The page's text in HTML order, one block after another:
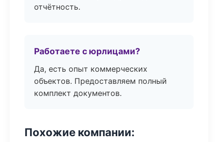
отчётность.
Работаете с юрлицами?
Да, есть опыт коммерческих
объектов. Предоставляем полный
комплект документов.
Похожие компании: